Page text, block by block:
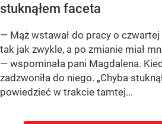
stuknąłem faceta
— Mąż wstawał do pracy o czwartej
tak jak zwykle, a po zmianie miał
— wspominała pani Magdalena.
zadzwoniła do niego. „Chyba
powiedzieć w trakcie tamtej...